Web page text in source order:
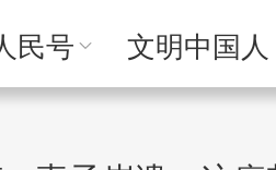
民号 文明中国人